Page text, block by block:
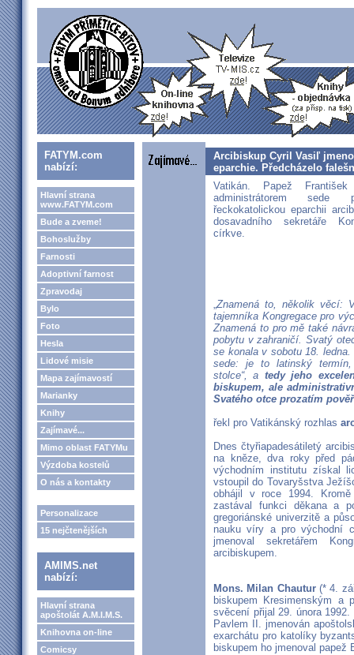
FATYM.com
nabízí:
Hlavní strana
www.FATYM.com
Bude a zveme!
Bohoslužby
Farnosti
Adoptivní farnost
Zpravodaj
Bylo
Foto
Hesla
Lidové misie
Mapa zajímavostí
Marianky
Knihy
Zajímavé...
Mimo oblast FATYMu
Výzdoba kostelů
O nás a kontakty
Personalizace
15 nejčtenějších
AMIMS.net
nabízí:
Hlavní strana
apoštolát A.M.I.M.S.
Knihovna on-line
Comicsy
Arcibiskup Cyril Vasiľ
eparchie. Předcházelo
Vatikán. Papež František
administrátorem
řeckokatolickou eparchii
dosavadního sekretáře
církve.
„Znamená to, několik věcí:
tajemníka Kongregace pro
Znamená to pro mě také
pobytu v zahraničí. Svatý
se konala v sobotu 18.
sede: je to latinský
stolce“, a tedy jeho
biskupem, ale
Svatého otce prozatím
řekl pro Vatikánský rozhlas
Dnes čtyřiapadesátiletý
na kněze, dva roky před
východním institutu získal
vstoupil do Tovaryšstva
obhájil v roce 1994.
zastával funkci děkana a
gregoriánské univerzitě a
nauku víry a pro východní
jmenoval sekretářem
arcibiskupem.
Mons. Milan Chautur(* 4.
biskupem Kresimenským a
svěcení přijal 29. února
Pavlem II. jmenován
exarchátu pro katolíky
biskupem ho jmenoval papež